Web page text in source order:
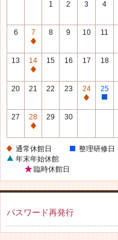
1 2 3 4
6
7
通
常
休
館
8 9 10 11
13
14
通
常
館
日
15 16 17 18
20 21 22 23
24
通
館
日
25
整
修
日
27
28
通
休
館
日
29 30
通常休館日
整理研修日
年末年始休館
臨時休館日
パスワード再発行